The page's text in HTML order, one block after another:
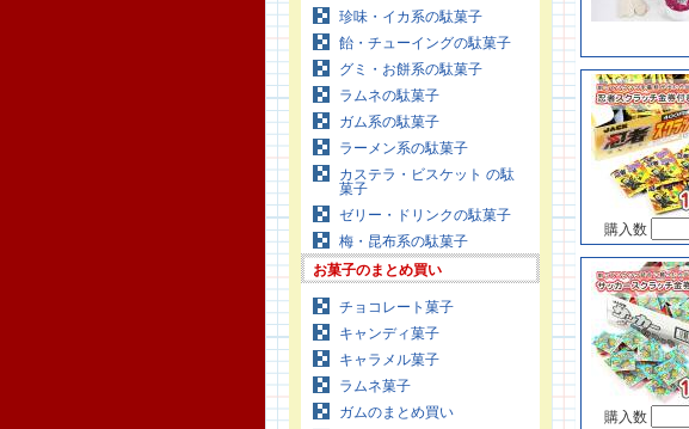
珍味・イカ系の駄菓子
飴・チューイングの駄菓子
グミ・お餅系の駄菓子
ラムネの駄菓子
ガム系の駄菓子
ラーメン系の駄菓子
カステラ・ビスケット の駄
菓子
ゼリー・ドリンクの駄菓子
梅・昆布系の駄菓子
お菓子のまとめ買い
チョコレート菓子
キャンディ菓子
キャラメル菓子
ラムネ菓子
ガムのまとめ買い
購入数
購入数